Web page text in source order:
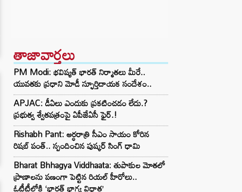
తాజావార్తలు
PM Modi: భవిష్యత్ భారత్ నిర్మాతలు మీరే..
యువతకు ప్రధాని మోడీ స్ఫూర్తిదాయక సందేశం..
APJAC: డీఏలు ఎందుకు ప్రకటించడం లేదు.?
ప్రభుత్వ శ్వేతపత్రంపై ఏపీజేఏసీ ఫైర్.!
Rishabh Pant: అర్ధరాత్రి సీఎం సాయం కోరిన
రిషబ్ పంత్.. స్పందించిన పుష్కర్ సింగ్ ధామి
Bharat Bhhagya Viddhaata: తుపాకుల మోతలో
ప్రాణాలను పణంగా పెట్టిన రియల్ హీరోలు..
ఓటీటీలోకి ‘భారత్ భాగ్య విధాత’